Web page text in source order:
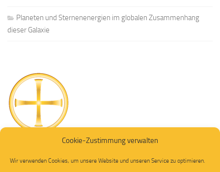
Cookie-Zustimmung verwalten
Wir verwenden Cookies, um unsere Website und unseren Service zu optimieren.
Planeten und Sternenenergien im globalen Zusammenhang
dieser Galaxie